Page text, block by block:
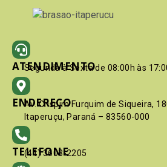
ATENDIMENTO
Segunda à Sexta de 08:00h às
ENDEREÇO
Av. Crispim Furquim de Siqueira,
Itaperuçu, Paraná – 83560-000
TELEFONE
(41) 3603-2205